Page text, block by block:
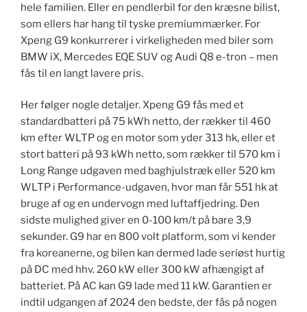
hele familien. Eller en pendlerbil for den kræsne bilist,
som ellers har hang til tyske premiummærker. For
Xpeng G9 konkurrerer i virkeligheden med biler som
BMW iX, Mercedes EQE SUV og Audi Q8 e-tron – men
fås til en langt lavere pris.
Her følger nogle detaljer. Xpeng G9 fås med et
standardbatteri på 75 kWh netto, der rækker til 460
km efter WLTP og en motor som yder 313 hk, eller et
stort batteri på 93 kWh netto, som rækker til 570 km i
Long Range udgaven med baghjulstræk eller 520 km
WLTP i Performance-udgaven, hvor man får 551 hk at
bruge af og en undervogn med luftaffjedring. Den
sidste mulighed giver en 0-100 km/t på bare 3,9
sekunder. G9 har en 800 volt platform, som vi kender
fra koreanerne, og bilen kan dermed lade seriøst hurtig
på DC med hhv. 260 kW eller 300 kW afhængigt af
batteriet. På AC kan G9 lade med 11 kW. Garantien er
indtil udgangen af 2024 den bedste, der fås på nogen